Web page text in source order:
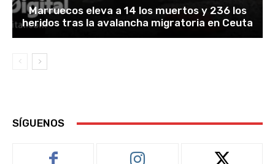
Marruecos eleva a 14 los muertos y 236 los
heridos tras la avalancha migratoria en Ceuta
SÍGUENOS